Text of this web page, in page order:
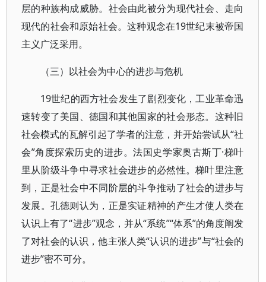
层的种族构成威胁。社会由此被分为现代社会、走向
现代的社会和原始社会。这种观念在19世纪末被帝国
主义广泛采用。
（三）以社会为中心的进步与危机
19世纪的西方社会发生了剧烈变化，工业革命迅
速转变了美国、德国和其他国家的社会形态。这种旧
社会模式的瓦解引起了学者的注意，并开始尝试从“社
会”角度探索历史的进步。法国史学家奥古斯丁·梯叶
里从阶级斗争中寻求社会进步的必然性。梯叶里注意
到，正是社会中不同阶层的斗争推动了社会的进步与
发展。孔德则认为，正是实证精神的产生才使人类在
认识上有了“进步”观念，并从“系统”“体系”的角度阐发
了对社会的认识，他主张人类“认识的进步”与“社会的
进步”密不可分。